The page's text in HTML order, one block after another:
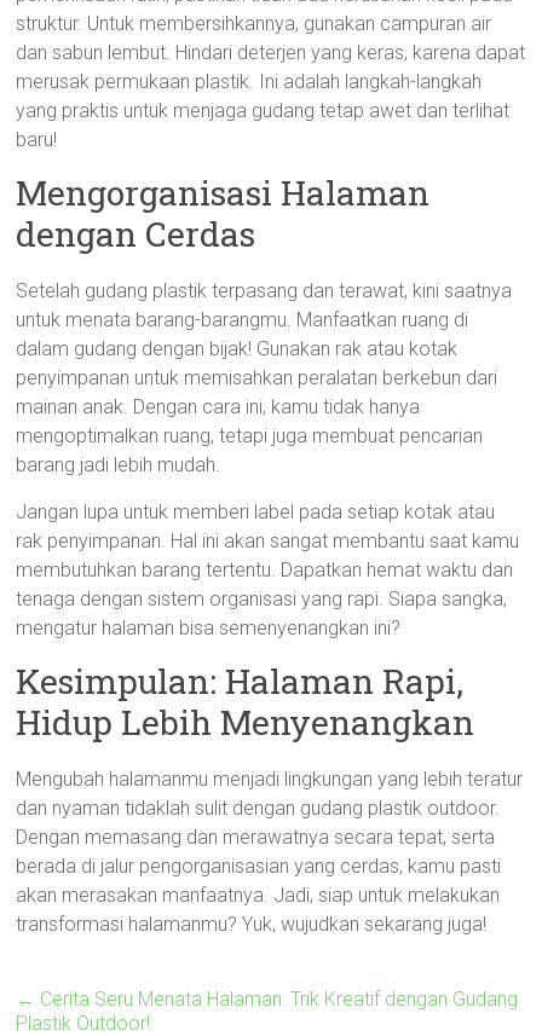
struktur. Untuk membersihkannya, gunakan campuran air
dan sabun lembut. Hindari deterjen yang keras, karena dapat
merusak permukaan plastik. Ini adalah langkah-langkah
yang praktis untuk menjaga gudang tetap awet dan terlihat
baru!
Mengorganisasi Halaman
dengan Cerdas
Setelah gudang plastik terpasang dan terawat, kini saatnya
untuk menata barang-barangmu. Manfaatkan ruang di
dalam gudang dengan bijak! Gunakan rak atau kotak
penyimpanan untuk memisahkan peralatan berkebun dari
mainan anak. Dengan cara ini, kamu tidak hanya
mengoptimalkan ruang, tetapi juga membuat pencarian
barang jadi lebih mudah.
Jangan lupa untuk memberi label pada setiap kotak atau
rak penyimpanan. Hal ini akan sangat membantu saat kamu
membutuhkan barang tertentu. Dapatkan hemat waktu dan
tenaga dengan sistem organisasi yang rapi. Siapa sangka,
mengatur halaman bisa semenyenangkan ini?
Kesimpulan: Halaman Rapi,
Hidup Lebih Menyenangkan
Mengubah halamanmu menjadi lingkungan yang lebih teratur
dan nyaman tidaklah sulit dengan gudang plastik outdoor.
Dengan memasang dan merawatnya secara tepat, serta
berada di jalur pengorganisasian yang cerdas, kamu pasti
akan merasakan manfaatnya. Jadi, siap untuk melakukan
transformasi halamanmu? Yuk, wujudkan sekarang juga!
← Cerita Seru Menata Halaman: Trik Kreatif dengan Gudang
Plastik Outdoor!